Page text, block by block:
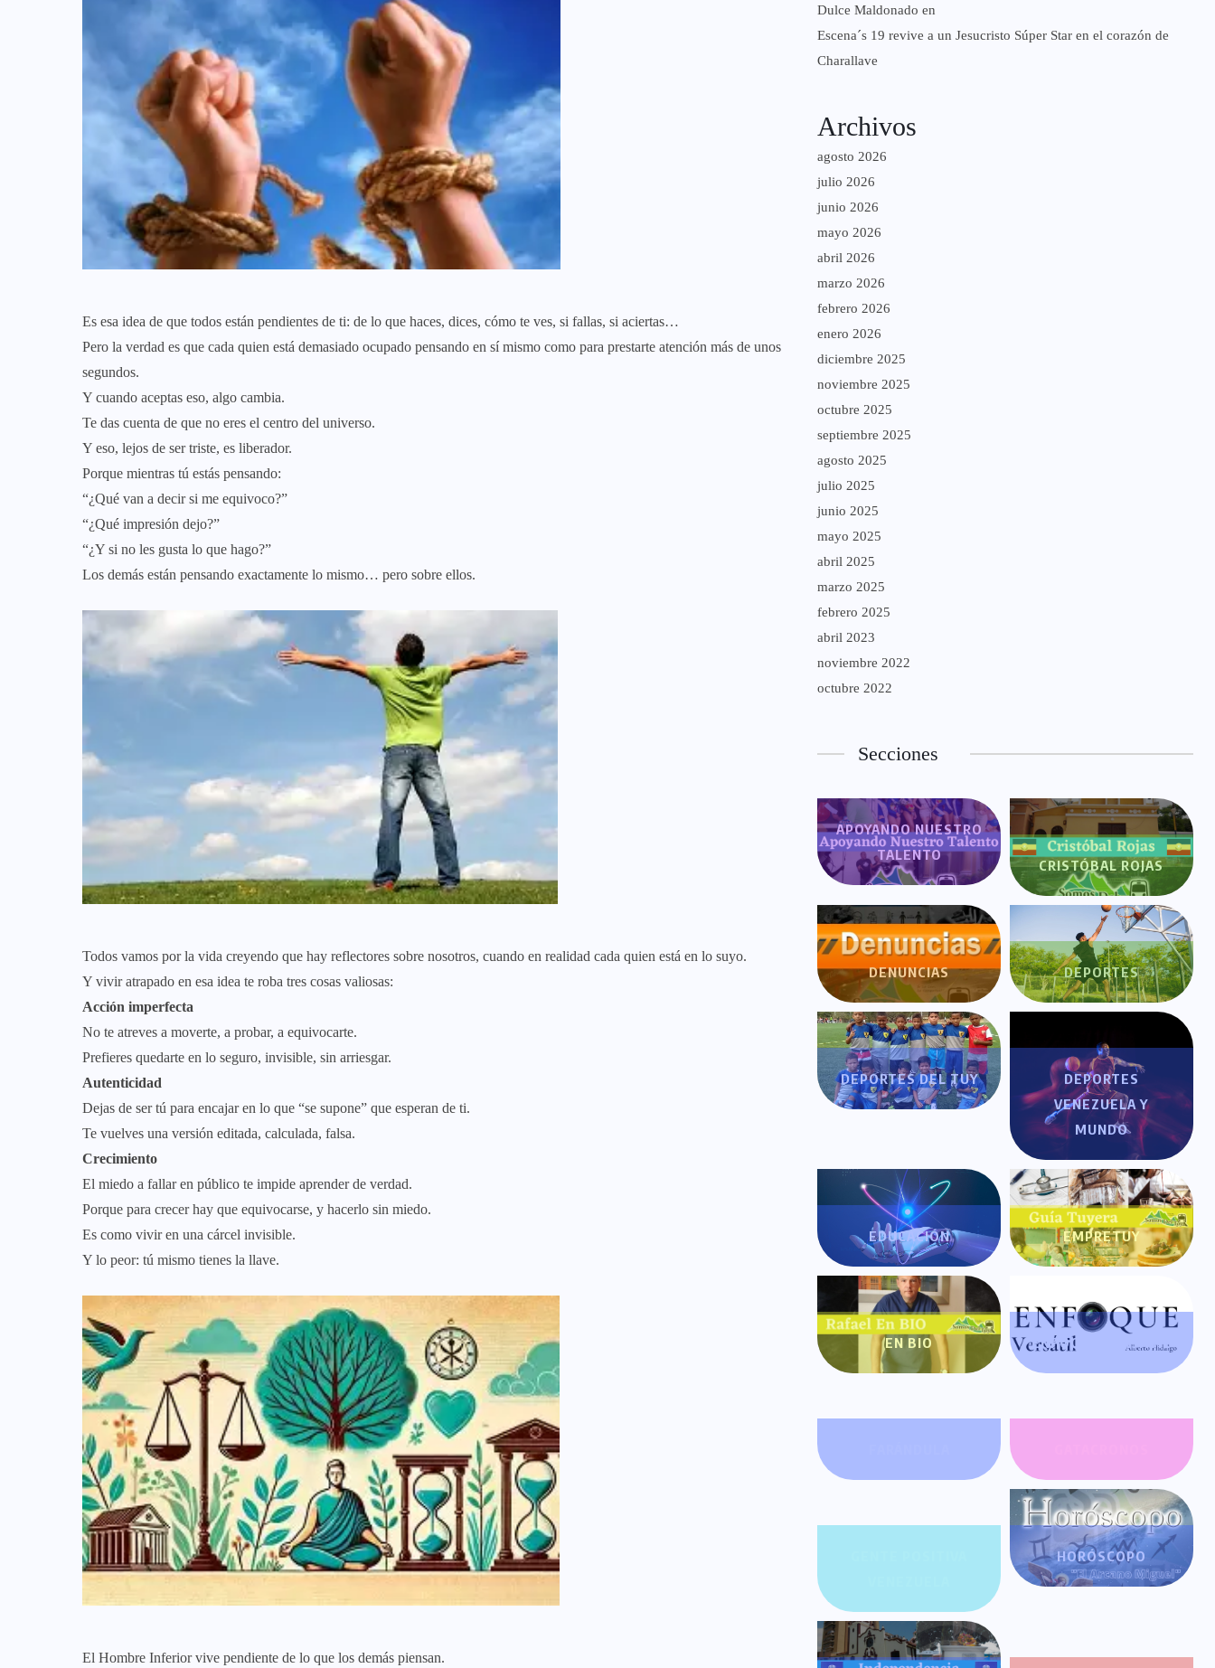
Es esa idea de que todos están pendientes de ti: de lo que haces, dices, cómo te ves, si fallas, si aciertas…
Pero la verdad es que cada quien está demasiado ocupado pensando en sí mismo como para prestarte atención más de unos
segundos.
Y cuando aceptas eso, algo cambia.
Te das cuenta de que no eres el centro del universo.
Y eso, lejos de ser triste, es liberador.
Porque mientras tú estás pensando:
“¿Qué van a decir si me equivoco?”
“¿Qué impresión dejo?”
“¿Y si no les gusta lo que hago?”
Los demás están pensando exactamente lo mismo… pero sobre ellos.
Todos vamos por la vida creyendo que hay reflectores sobre nosotros, cuando en realidad cada quien está en lo suyo.
Y vivir atrapado en esa idea te roba tres cosas valiosas:
Acción imperfecta
No te atreves a moverte, a probar, a equivocarte.
Prefieres quedarte en lo seguro, invisible, sin arriesgar.
Autenticidad
Dejas de ser tú para encajar en lo que “se supone” que esperan de ti.
Te vuelves una versión editada, calculada, falsa.
Crecimiento
El miedo a fallar en público te impide aprender de verdad.
Porque para crecer hay que equivocarse, y hacerlo sin miedo.
Es como vivir en una cárcel invisible.
Y lo peor: tú mismo tienes la llave.
El Hombre Inferior vive pendiente de lo que los demás piensan.
Dulce Maldonado en
Escena´s 19 revive a un Jesucristo Súper Star en el corazón de
Charallave
Archivos
agosto 2026
julio 2026
junio 2026
mayo 2026
abril 2026
marzo 2026
febrero 2026
enero 2026
diciembre 2025
noviembre 2025
octubre 2025
septiembre 2025
agosto 2025
julio 2025
junio 2025
mayo 2025
abril 2025
marzo 2025
febrero 2025
abril 2023
noviembre 2022
octubre 2022
Secciones
APOYANDO NUESTRO
TALENTO
CRISTÓBAL ROJAS
DENUNCIAS DEPORTES
DEPORTES DEL TUY
DEPORTES
VENEZUELA Y
MUNDO
EDUCACIÓN EMPRETUY
EN BIO ENFOQUE VERSÁTIL
HORÓSCOPO